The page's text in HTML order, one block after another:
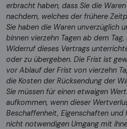
erbracht haben, dass Sie die
nachdem, welches der frühere
Sie haben die Waren unverzüglich
binnen vierzehn Tagen ab dem
Widerruf dieses Vertrags
oder zu übergeben. Die Frist ist
vor Ablauf der Frist von vierzehn
die Kosten der Rücksendung der
Sie müssen für einen etwaigen
aufkommen, wenn dieser
Beschaffenheit, Eigenschaften und
nicht notwendigen Umgang mit